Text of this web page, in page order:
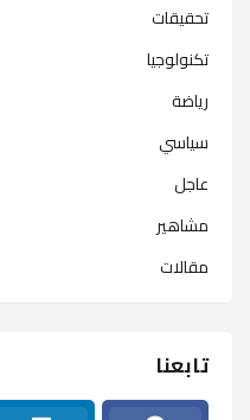
تحقيقات
تكنولوجيا
رياضة
سياسي
عاجل
مشاهير
مقالات
تابعنا